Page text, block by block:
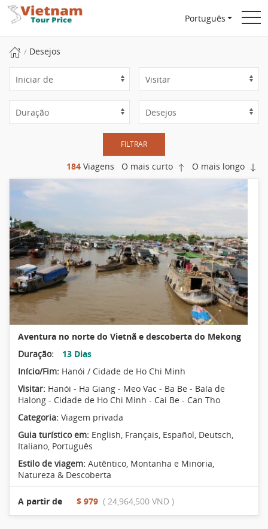
Português
Desejos
FILTRAR
184 Viagens O mais curto O mais longo
Aventura no norte do Vietnã e descoberta do Mekong
Duração:
13 Dias
Início/Fim: Hanói / Cidade de Ho Chi Minh
Visitar: Hanói - Ha Giang - Meo Vac - Ba Be - Baía de
Halong - Cidade de Ho Chi Minh - Cai Be - Can Tho
Categoria: Viagem privada
Guia turístico em: English, Français, Español, Deutsch,
Italiano, Português
Estilo de viagem: Autêntico Montanha e Minoria
Natureza & Descoberta
A partir de $ 979 ( 24,964,500 VND )